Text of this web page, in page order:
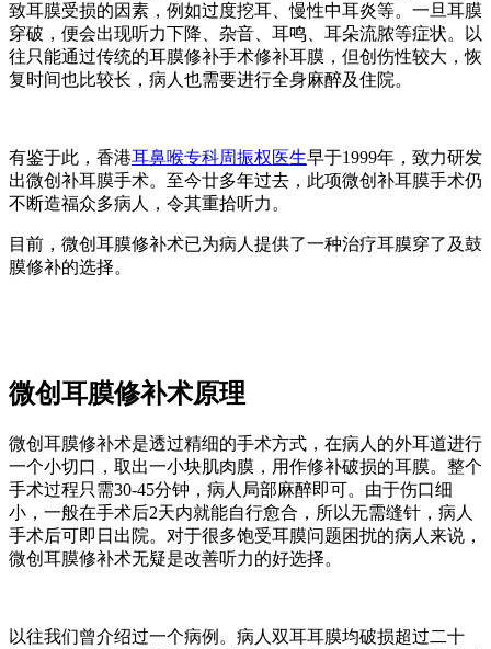
致耳膜受损的因素，例如过度挖耳、慢性中耳炎等。一旦耳膜
穿破，便会出现听力下降、杂音、耳鸣、耳朵流脓等症状。以
往只能通过传统的耳膜修补手术修补耳膜，但创伤性较大，恢
复时间也比较长，病人也需要进行全身麻醉及住院。
有鉴于此，香港耳鼻喉专科周振权医生早于1999年，致力研发
出微创补耳膜手术。至今廿多年过去，此项微创补耳膜手术仍
不断造福众多病人，令其重拾听力。
目前，微创耳膜修补术已为病人提供了一种治疗耳膜穿了及鼓
膜修补的选择。
微创耳膜修补术原理
微创耳膜修补术是透过精细的手术方式，在病人的外耳道进行
一个小切口，取出一小块肌肉膜，用作修补破损的耳膜。整个
手术过程只需30-45分钟，病人局部麻醉即可。由于伤口细
小，一般在手术后2天内就能自行愈合，所以无需缝针，病人
手术后可即日出院。对于很多饱受耳膜问题困扰的病人来说，
微创耳膜修补术无疑是改善听力的好选择。
以往我们曾介绍过一个病例。病人双耳耳膜均破损超过二十